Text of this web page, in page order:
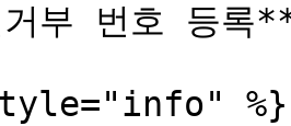
부 번호 등록
%}